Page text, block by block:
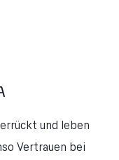
und leben
Vertrauen bei